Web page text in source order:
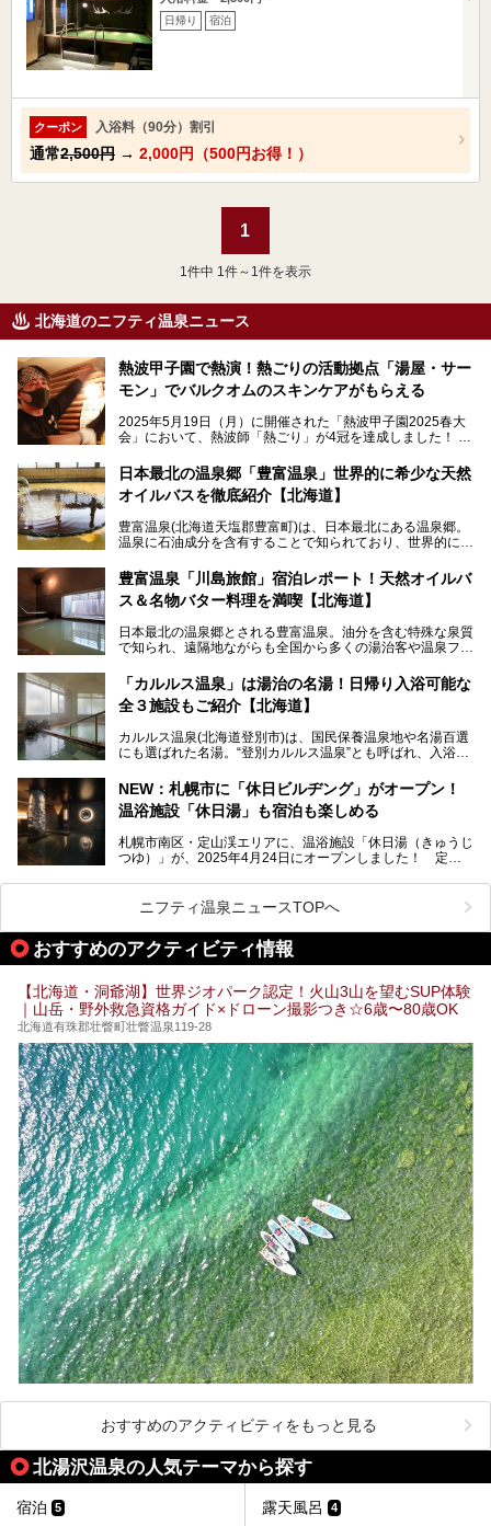
日帰り 宿泊
クーポン 入浴料（90分）割引
通常2,500円 → 2,000円（500円お得！）
1
1 件中 1件～1件を表示
北海道のニフティ温泉ニュース
熱波甲子園で熱演！熱ごりの活動拠点「湯屋・サー
モン」でバルクオムのスキンケアがもらえる
2025年5月19日（月）に開催された「熱波甲子園2025春大
会」において、熱波師「熱ごり」が4冠を達成しました！
動拠点である北海道の銭湯「湯屋・サーモン」にて、メンズ
スキンケアブランド バルクオムの「ONE DAY KIT」を数量
限定でプレゼントいたします。
で、ぜひお試しください。※6月13日配布開始、なくなり次
第終了
───
提供元：株式会社バルクオム【PR】
この記事は株式会社バルクオム商品のPR記事です。
日本最北の温泉郷「豊富温泉」世界的に希少な天然
オイルバスを徹底紹介【北海道】
豊富温泉(北海道天塩郡豊富町)は、日本最北にある温泉郷。
温泉に石油成分を含有することで知られており、世界的にも
に特効があると言われ、遠隔地ながらも全国から湯治・療養
目的で多くの人々が訪れます。
地体験し、独自の視点で豊富温泉の“天然オイルバス”をレポ
ート。温泉地概要や日帰り入浴施設をはじめ、宿泊施設・ア
豊富温泉「川島旅館」宿泊レポート！天然オイルバ
ス＆名物バター料理を満喫【北海道】
日本最北の温泉郷とされる豊富温泉。油分を含む特殊な泉質
で知られ、遠隔地ながらも全国から多くの湯治客や温泉ファ
「川島旅館」は、豊富温泉の開湯当初から営業する老舗旅
館。とりわけ温泉の良さと名物のバター料理に定評があり、
の温泉や料理をはじめ、パブリックスペース・客室など宿の
全貌を徹底的にご紹介します！
「カルルス温泉」は湯治の名湯！日帰り入浴可能な
全３施設もご紹介【北海道】
カルルス温泉(北海道登別市)は、国民保養温泉地や名湯百選
にも選ばれた名湯。“登別カルルス温泉”とも呼ばれ、入浴剤
豊かな登別温泉とは対照的な存在で、今も湯治場的な要素が
残る閑静な温泉地です。
地体験し、カルルス温泉をご紹介。温泉地の概要や泉質解説
をはじめ、日帰り入浴可能な全３施設の紹介・周辺観光・ア
NEW：札幌市に「休日ビルヂング」がオープン！
温浴施設「休日湯」も宿泊も楽しめる
札幌市南区・定山渓エリアに、温浴施設「休日湯（きゅうじ
つゆ）」が、2025年4月24日にオープンしました！ 定山
この施設は、温泉・サウナの「休日湯」・ラウンジの「THE
LOUNGE DAYOF」・グルメ「休日洋麺店」・ホテル「エク
スクラメーションホテル」で構成された、まさに大人の癒し
空間。
今回は、そんな「休日ビルヂング」の魅力を5つのポイント
ニフティ温泉ニュースTOPへ
おすすめのアクティビティ情報
【北海道・洞爺湖】世界ジオパーク認定！火山3山を望むSUP体験
｜山岳・野外救急資格ガイド×ドローン撮影つき☆6歳〜80歳OK
北海道有珠郡壮瞥町壮瞥温泉119-28
おすすめのアクティビティをもっと見る
北湯沢温泉の人気テーマから探す
宿泊 5 露天風呂 4